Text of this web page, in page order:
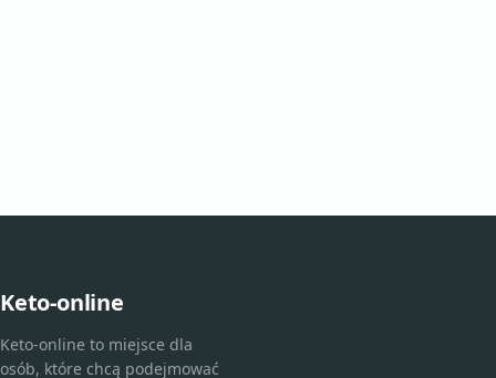
Keto-online
Keto-online to miejsce dla
osób, które chcą podejmować